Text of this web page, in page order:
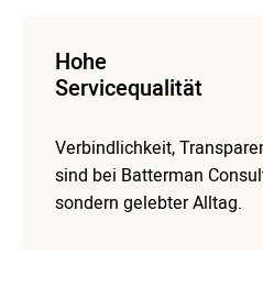
Hohe
Servicequalität
Verbindlichkeit,
sind bei Batterman
sondern gelebter Alltag.